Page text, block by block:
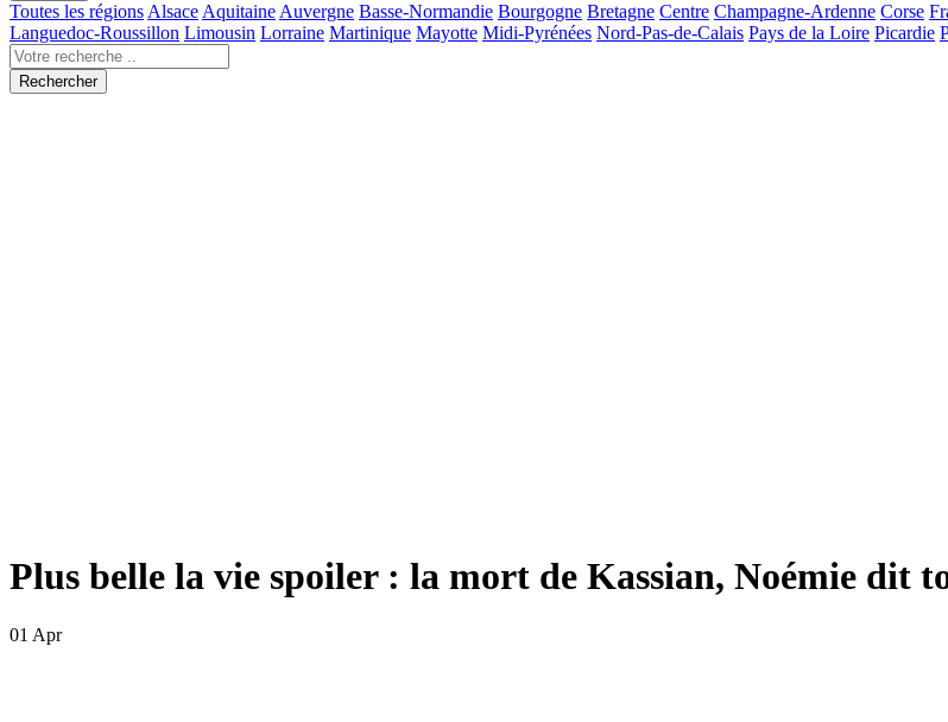
Toutes les régions Alsace Aquitaine Auvergne Basse-Normandie Bourgogne Bretagne Centre Champagne-Ardenne Corse
Languedoc-Roussillon Limousin Lorraine Martinique Mayotte Midi-Pyrénées Nord-Pas-de-Calais Pays de la Loire Picardie
Rechercher
Plus belle la vie spoiler : la mort de Kassian, Noémie dit
01 Apr